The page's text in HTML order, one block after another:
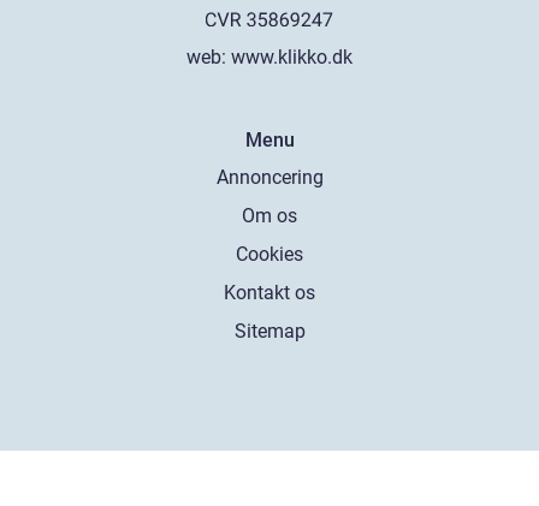
web: www.klikko.dk
Menu
Annoncering
Om os
Cookies
Kontakt os
Sitemap